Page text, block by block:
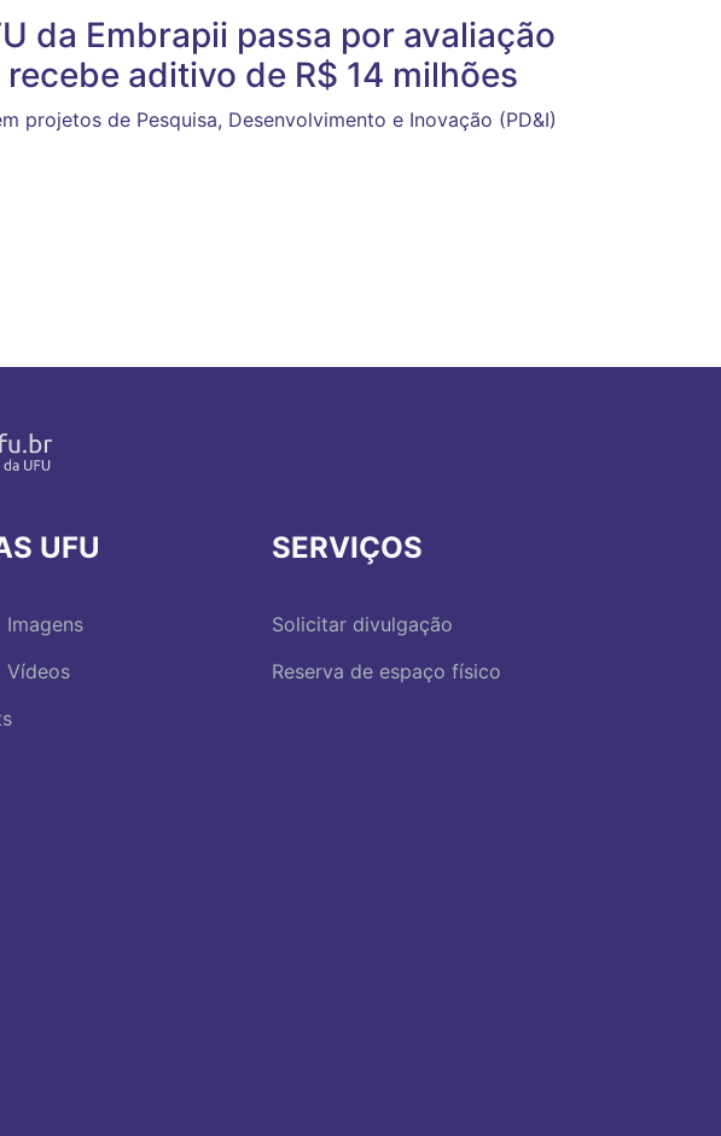
da Embrapii passa por avaliação
aditivo de R$ 14 milhões
projetos de Pesquisa, Desenvolvimento e Inovação (PD&I)
UFU
Imagens
Vídeos
SERVIÇOS
Solicitar divulgação
Reserva de espaço físico